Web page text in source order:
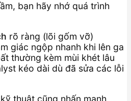
bạn hãy nhớ quá trình
rõ ràng (lõi gốm vỡ)
giác ngộp nhanh khi lên ga
thường kèm mùi khét lâu
kéo dài dù đã sửa các lỗi
thuật cũng nhấn mạnh